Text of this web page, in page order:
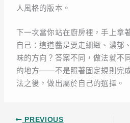
人風格的版本。
下一次當你站在廚房裡，手上拿
自己：這道醬是要走細緻、濃郁
味的方向？答案不同，做法就不
的地方——不是照著固定規則完
法之後，做出屬於自己的選擇。
PREVIOUS